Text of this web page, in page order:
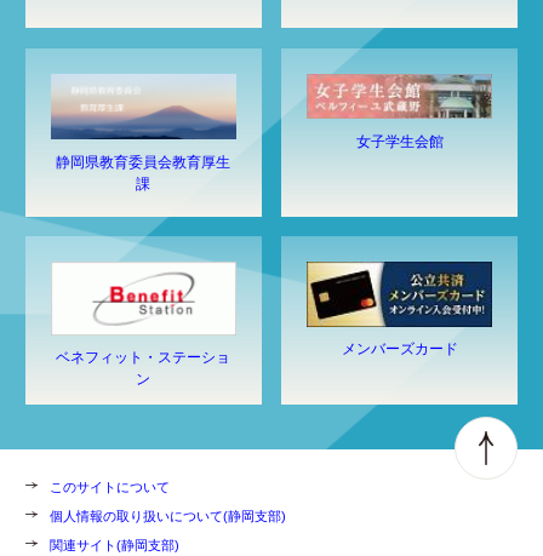
静岡県教育委員会教育厚生
課
女子学生会館
ベネフィット・ステーショ
ン
メンバーズカード
このサイトについて
個人情報の取り扱いについて(静岡支部)
関連サイト(静岡支部)